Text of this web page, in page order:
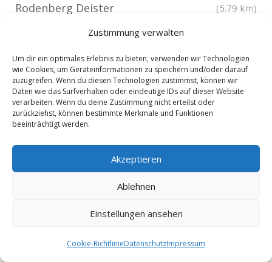
Zustimmung verwalten
Um dir ein optimales Erlebnis zu bieten, verwenden wir Technologien
wie Cookies, um Geräteinformationen zu speichern und/oder darauf
zuzugreifen. Wenn du diesen Technologien zustimmst, können wir
Daten wie das Surfverhalten oder eindeutige IDs auf dieser Website
verarbeiten. Wenn du deine Zustimmung nicht erteilst oder
zurückziehst, können bestimmte Merkmale und Funktionen
beeinträchtigt werden.
Akzeptieren
Ablehnen
Einstellungen ansehen
Cookie-RichtlinieDatenschutzImpressum
Rodenberg Deister (5.79 km)
Bad Eilsen (6.84 km)
Hohnhorst bei Wunstorf (6.95 km)
Heeßen
Buchholz bei Stadthagen
Lauenau